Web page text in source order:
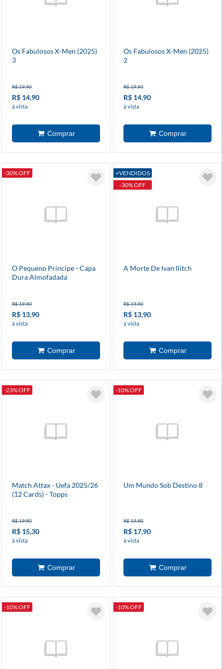
Os Fabulosos X-Men (2025)
3
R$ 19,90
R$ 14,90
à vista
Os Fabulosos X-Men (2025)
2
R$ 19,90
R$ 14,90
à vista
-30% OFF
O Pequeno Príncipe - Capa
Dura Almofadada
R$ 19,90
R$ 13,90
à vista
+VENDIDOS
-30% OFF
A Morte De Ivan Ilitch
R$ 19,90
R$ 13,90
à vista
-23% OFF
Match Attax - Uefa 2025/26
(12 Cards) - Topps
R$ 19,90
R$ 15,30
à vista
-10% OFF
Um Mundo Sob Destino 8
R$ 19,90
R$ 17,90
à vista
-10% OFF -10% OFF